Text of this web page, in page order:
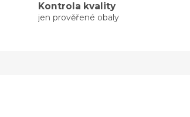
Kontrola kvality
jen prověřené obaly